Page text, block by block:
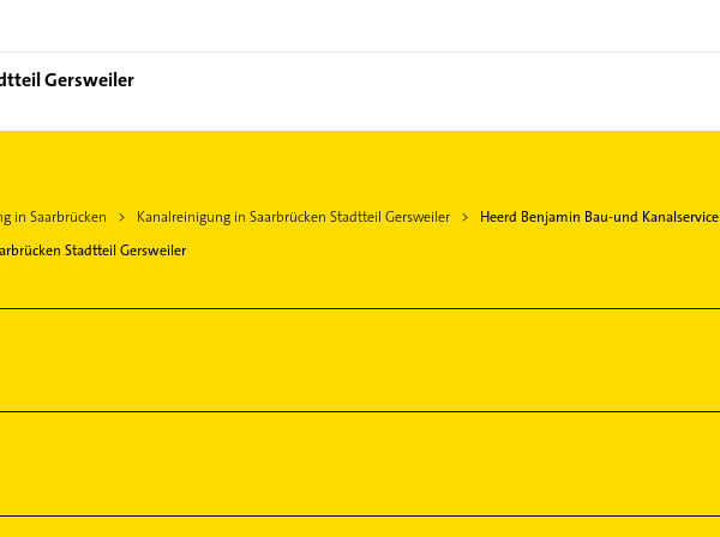
Gersweiler
in Saarbrücken Kanalreinigung in Saarbrücken Stadtteil Gersweiler
Heerd Benjamin Bau-und Kanalservice
Stadtteil Gersweiler